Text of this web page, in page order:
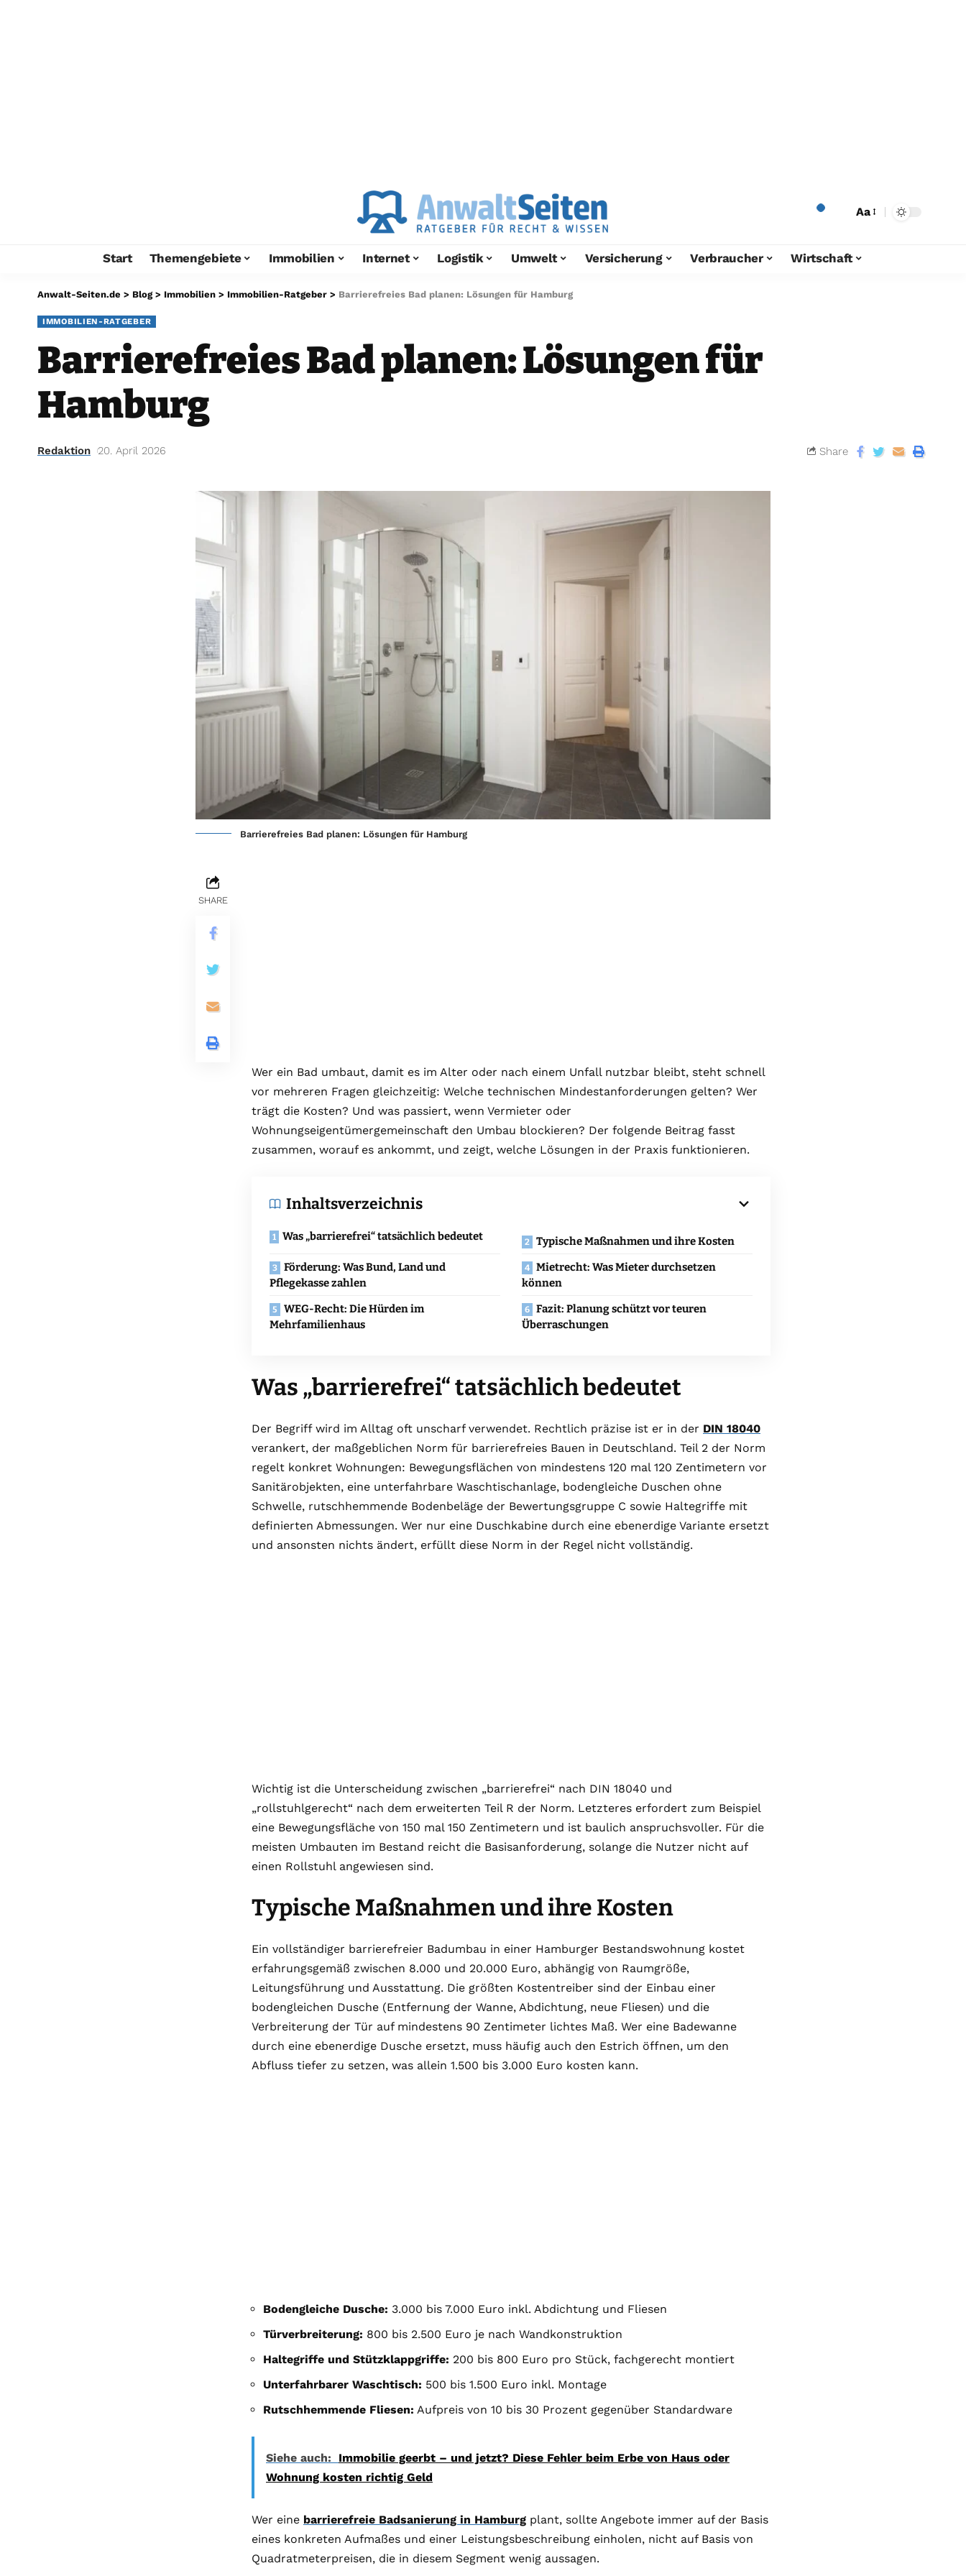
Aa
Start Themengebiete Immobilien Internet Logistik Umwelt Versicherung Verbraucher Wirtschaft
Anwalt-Seiten.de > Blog> Immobilien > Immobilien-Ratgeber > Barrierefreies Bad planen: Lösungen für Hamburg
IMMOBILIEN-RATGEBER
Barrierefreies Bad planen: Lösungen für
Hamburg
Redaktion 20. April 2026 Share
Barrierefreies Bad planen: Lösungen für Hamburg
SHARE
Wer ein Bad umbaut, damit es im Alter oder nach einem Unfall nutzbar bleibt, steht schnell
vor mehreren Fragen gleichzeitig: Welche technischen Mindestanforderungen gelten? Wer
trägt die Kosten? Und was passiert, wenn Vermieter oder
Wohnungseigentümergemeinschaft den Umbau blockieren? Der folgende Beitrag fasst
zusammen, worauf es ankommt, und zeigt, welche Lösungen in der Praxis funktionieren.
Inhaltsverzeichnis
Was „barrierefrei“ tatsächlich bedeutet
Typische Maßnahmen und ihre Kosten
Förderung: Was Bund, Land und
Pflegekasse zahlen
Mietrecht: Was Mieter durchsetzen
können
WEG-Recht: Die Hürden im
Mehrfamilienhaus
Fazit: Planung schützt vor teuren
Überraschungen
Was „barrierefrei“ tatsächlich bedeutet
Der Begriff wird im Alltag oft unscharf verwendet. Rechtlich präzise ist er in der DIN 18040
verankert, der maßgeblichen Norm für barrierefreies Bauen in Deutschland. Teil 2 der Norm
regelt konkret Wohnungen: Bewegungsflächen von mindestens 120 mal 120 Zentimetern vor
Sanitärobjekten, eine unterfahrbare Waschtischanlage, bodengleiche Duschen ohne
Schwelle, rutschhemmende Bodenbeläge der Bewertungsgruppe C sowie Haltegriffe mit
definierten Abmessungen. Wer nur eine Duschkabine durch eine ebenerdige Variante ersetzt
und ansonsten nichts ändert, erfüllt diese Norm in der Regel nicht vollständig.
Wichtig ist die Unterscheidung zwischen „barrierefrei“ nach DIN 18040 und
„rollstuhlgerecht“ nach dem erweiterten Teil R der Norm. Letzteres erfordert zum Beispiel
eine Bewegungsfläche von 150 mal 150 Zentimetern und ist baulich anspruchsvoller. Für die
meisten Umbauten im Bestand reicht die Basisanforderung, solange die Nutzer nicht auf
einen Rollstuhl angewiesen sind.
Typische Maßnahmen und ihre Kosten
Ein vollständiger barrierefreier Badumbau in einer Hamburger Bestandswohnung kostet
erfahrungsgemäß zwischen 8.000 und 20.000 Euro, abhängig von Raumgröße,
Leitungsführung und Ausstattung. Die größten Kostentreiber sind der Einbau einer
bodengleichen Dusche (Entfernung der Wanne, Abdichtung, neue Fliesen) und die
Verbreiterung der Tür auf mindestens 90 Zentimeter lichtes Maß. Wer eine Badewanne
durch eine ebenerdige Dusche ersetzt, muss häufig auch den Estrich öffnen, um den
Abfluss tiefer zu setzen, was allein 1.500 bis 3.000 Euro kosten kann.
Bodengleiche Dusche: 3.000 bis 7.000 Euro inkl. Abdichtung und Fliesen
Türverbreiterung: 800 bis 2.500 Euro je nach Wandkonstruktion
Haltegriffe und Stützklappgriffe: 200 bis 800 Euro pro Stück, fachgerecht montiert
Unterfahrbarer Waschtisch: 500 bis 1.500 Euro inkl. Montage
Rutschhemmende Fliesen: Aufpreis von 10 bis 30 Prozent gegenüber Standardware
Siehe auch:
Immobilie geerbt – und jetzt? Diese Fehler beim Erbe von Haus oder
Wohnung kosten richtig Geld
Wer eine barrierefreie Badsanierung in Hamburg plant, sollte Angebote immer auf der Basis
eines konkreten Aufmaßes und einer Leistungsbeschreibung einholen, nicht auf Basis von
Quadratmeterpreisen, die in diesem Segment wenig aussagen.